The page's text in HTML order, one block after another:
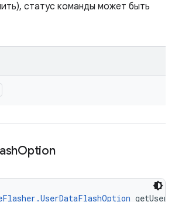
статус команды может быть
Option